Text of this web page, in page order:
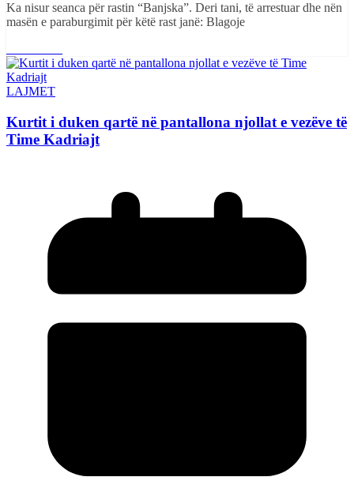
Ka nisur seanca për rastin “Banjska”. Deri tani, të arrestuar dhe nën
masën e paraburgimit për këtë rast janë: Blagoje
LAJMET
Kurtit i duken qartë në pantallona njollat e vezëve të
Time Kadriajt